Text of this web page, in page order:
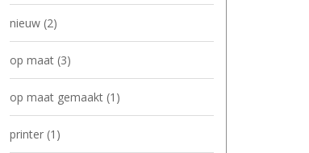
nieuw (2)
op maat (3)
op maat gemaakt (1)
printer (1)